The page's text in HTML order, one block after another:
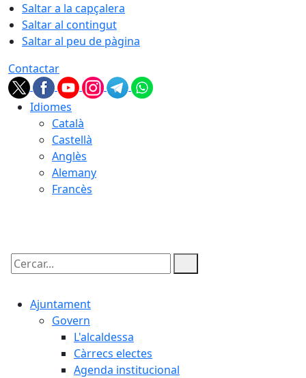
Saltar a la capçalera
Saltar al contingut
Saltar al peu de pàgina
Contactar
Idiomes
Català
Castellà
Anglès
Alemany
Francès
Cercar:
Ajuntament
Govern
L'alcaldessa
Càrrecs electes
Agenda institucional